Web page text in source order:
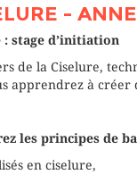
-
stage d’initiation
de la Ciselure,
apprendrez à créer
les principes de
en ciselure,